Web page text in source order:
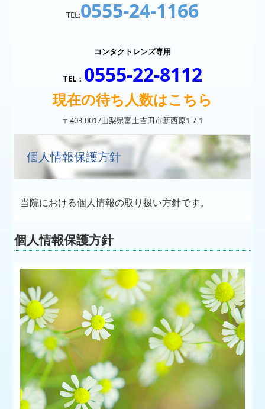
個人情報保護方針
TEL:0555-24-1166
コンタクトレンズ専用
TEL： 0555-22-8112
現在の待ち人数はこちら
〒403-0017山梨県富士吉田市新西原1-7-1
個人情報保護方針
当院における個人情報の取り扱い方針です。
個人情報保護方針